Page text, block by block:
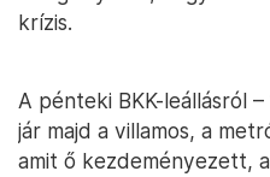
krízis.
A pénteki BKK-leállásról
jár majd a villamos, a
amit ő kezdeményezett,